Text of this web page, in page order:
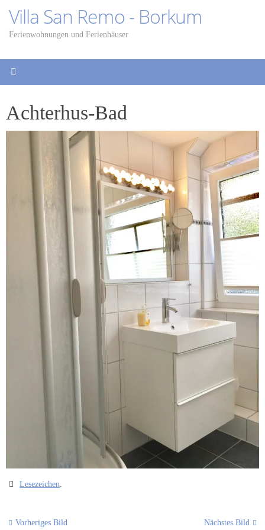
Inhalt
springen
Villa San Remo - Borkum
Ferienwohnungen und Ferienhäuser
Achterhus-Bad
Lesezeichen.
Vorheriges Bild Nächstes Bild